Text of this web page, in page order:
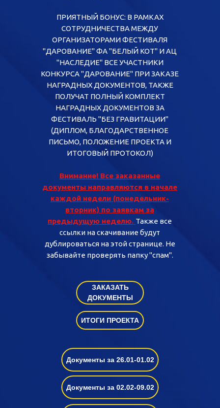
ПРИЯТНЫЙ БОНУС: В РАМКАХ
СОТРУДНИЧЕСТВА МЕЖДУ
ОРГАНИЗАТОРАМИ ФЕСТИВАЛЯ
"ДАРОВАНИЕ" ФА "БЕЛЫЙ КОТ" И АЦ
"НАСЛЕДИЕ" ВСЕ УЧАСТНИКИ
КОНКУРСА "ДАРОВАНИЕ" ПРИ ЗАКАЗЕ
НАГРАДНЫХ ДОКУМЕНТОВ, ТАКЖЕ
ПОЛУЧАТ ПОЛНЫЙ КОМПЛЕКТ
НАГРАДНЫХ ДОКУМЕНТОВ ЗА
ФЕСТИВАЛЬ "БЕЗ ГРАВИТАЦИИ"
(ДИПЛОМ, БЛАГОДАРСТВЕННОЕ
ПИСЬМО, ПОЛОЖЕНИЕ ПРОЕКТА И
ИТОГОВЫЙ ПРОТОКОЛ)
Внимание! Все заказанные
документы направляются в начале
каждой недели (понедельник-
вторник) по заявкам за
предыдущую неделю. Также все
ссылки на скачивание будут
дублироваться на этой странице. Не
забывайте проверять папку "спам".
ИТОГИ ПРОЕКТА
ЗАКАЗАТЬ
ДОКУМЕНТЫ
Документы за 26.01-01.02
Документы за 02.02-09.02